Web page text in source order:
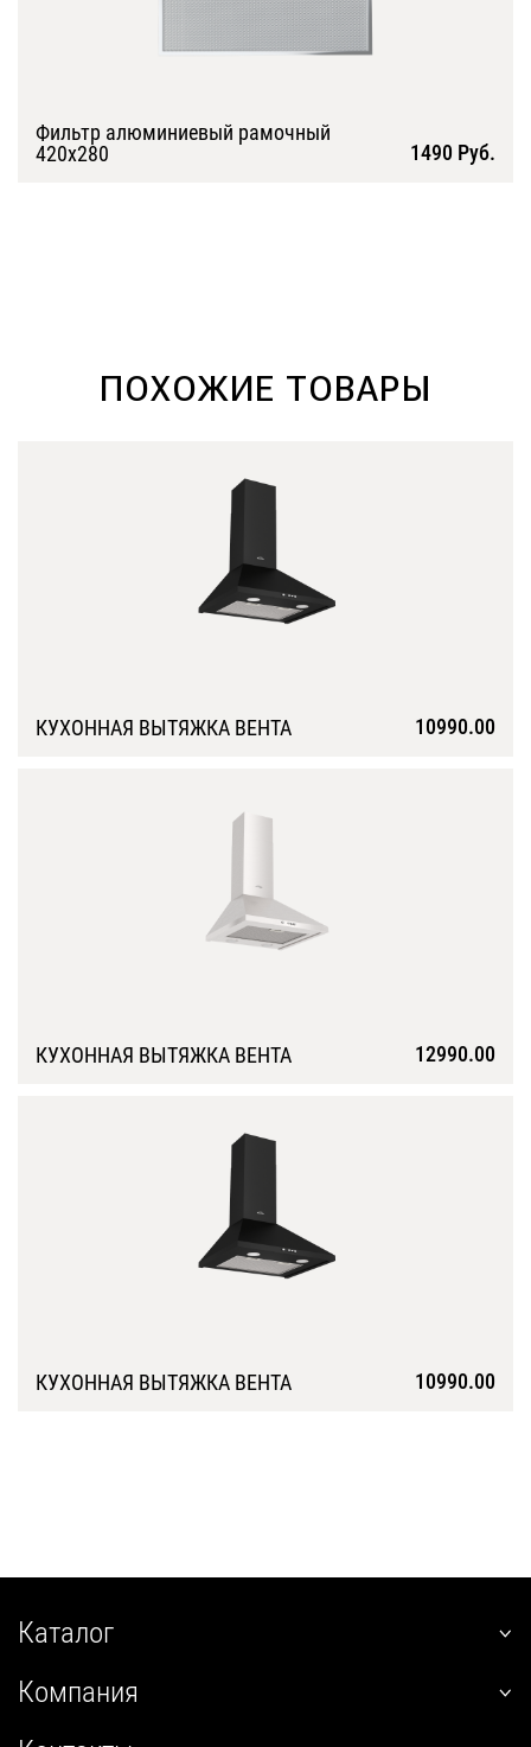
Фильтр алюминиевый рамочный
420х280
1490 Руб.
ПОХОЖИЕ ТОВАРЫ
КУХОННАЯ ВЫТЯЖКА ВЕНТА 10990.00
КУХОННАЯ ВЫТЯЖКА ВЕНТА 12990.00
КУХОННАЯ ВЫТЯЖКА ВЕНТА 10990.00
Каталог
встраиваемые
угловые
Компания